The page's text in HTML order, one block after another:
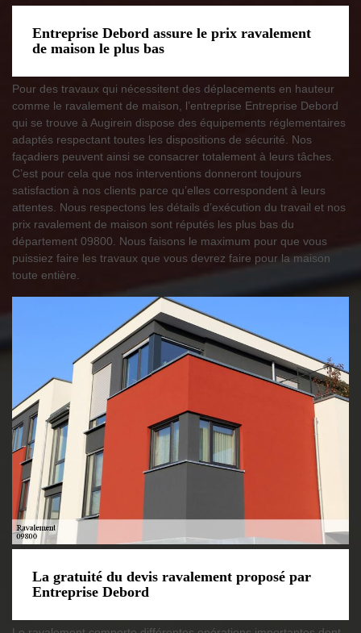
Entreprise Debord assure le prix ravalement
de maison le plus bas
Pour des travaux qui nécessitent des déplacements en hauteur
comme le ravalement de maison, l’entreprise Entreprise Debord
qui se trouve à Augirein dispose des équipements réglementaires
adaptés respectant toutes les dispositions de sécurité. Nos
façadiers peuvent ainsi se consacrer totalement à leurs tâches.
C’est pour cela que nos interventions donneront toujours
satisfaction à nos clients parce qu’elles correspondent à leurs
attentes. Nous respectons les détails d’exécution du travail et nos
prix ravalement de maison sont réputés les plus bas du
département 09800. Nous faisons le maximum pour que vous
puissiez faire les travaux que vous devrez faire pour la maison
toute entière.
La gratuité du devis ravalement proposé par
Entreprise Debord